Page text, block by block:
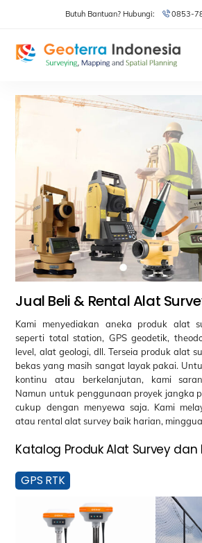
Butuh Bantuan? Hubungi: 0853-
Jual Beli & Rental Alat
Kami menyediakan aneka produk alat
seperti total station, GPS geodetik,
level, alat geologi, dll. Terseia produk alat
bekas yang masih sangat layak pakai.
kontinu atau berkelanjutan, kami
Namun untuk penggunaan proyek jangka
cukup dengan menyewa saja. Kami
atau rental alat survey baik harian,
Katalog Produk Alat Survey
GPS RTK